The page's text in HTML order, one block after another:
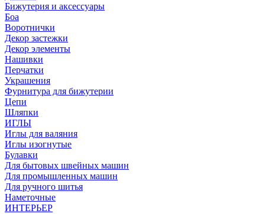
Бижутерия и аксессуары
Боа
Воротнички
Декор застежки
Декор элементы
Нашивки
Перчатки
Украшения
Фурнитура для бижутерии
Цепи
Шляпки
ИГЛЫ
Иглы для валяния
Иглы изогнутые
Булавки
Для бытовых швейных машин
Для промышленных машин
Для ручного шитья
Наметочные
ИНТЕРЬЕР